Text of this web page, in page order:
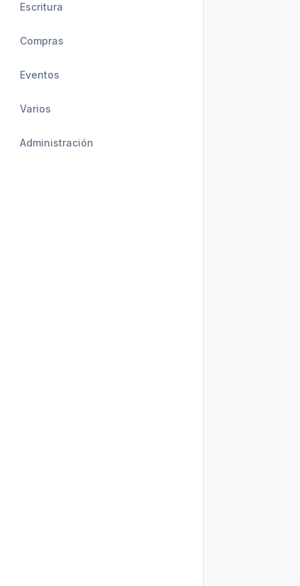
Escritura
Compras
Eventos
Varios
Administración